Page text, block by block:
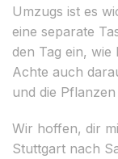
Umzugs ist es
eine separate
den Tag ein, wie
Achte auch
und die
Wir hoffen, dir
Stuttgart nach